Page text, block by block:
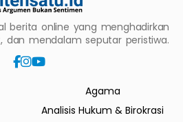
berita online yang menghadirkan
dan mendalam seputar peristiwa.
Agama
Analisis Hukum & Birokrasi